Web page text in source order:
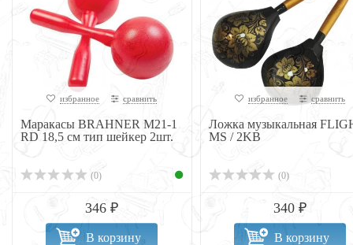
избранное сравнить
Маракасы BRAHNER M21-1
RD 18,5 см тип шейкер 2шт.
(0)
346 ₽
В корзину
избранное сравнить
Ложка музыкальная
MS / 2KB
(0)
340 ₽
В корзину